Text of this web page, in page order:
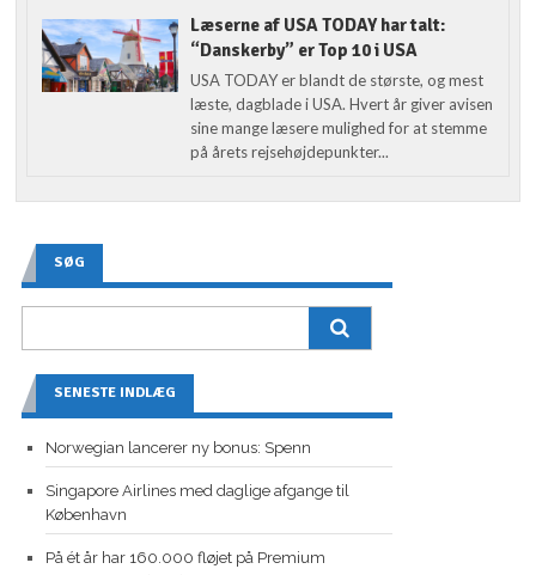
Læserne af USA TODAY har talt:
“Danskerby” er Top 10 i USA
USA TODAY er blandt de største, og mest
læste, dagblade i USA. Hvert år giver avisen
sine mange læsere mulighed for at stemme
på årets rejsehøjdepunkter...
SØG
SENESTE INDLÆG
Norwegian lancerer ny bonus: Spenn
Singapore Airlines med daglige afgange til
København
På ét år har 160.000 fløjet på Premium